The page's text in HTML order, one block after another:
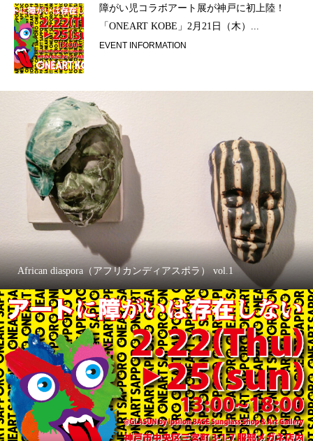
障がい児コラボアート展が神戸に初上陸！
「ONEART KOBE」2月21日（木）...
EVENT INFORMATION
African diaspora（アフリカンディアスポラ） vol.1